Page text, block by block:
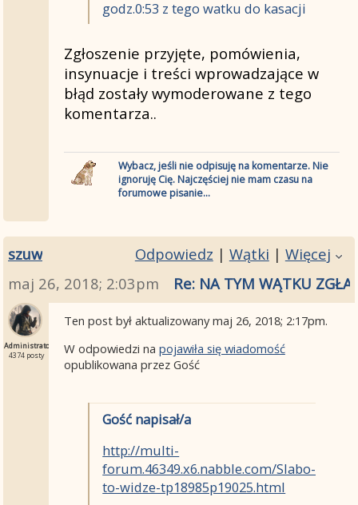
godz.0:53 z tego watku do kasacji
Zgłoszenie przyjęte, pomówienia,
insynuacje i treści wprowadzające w
błąd zostały wymoderowane z tego
komentarza..
Wybacz, jeśli nie odpisuję na komentarze. Nie
ignoruję Cię. Najczęściej nie mam czasu na
forumowe pisanie...
szuw Odpowiedz | Wątki | Więcej
maj 26, 2018; 2:03pm
Re: NA TYM WĄTKU
Administrator
4374 posty
Ten post był aktualizowanymaj 26, 2018; 2:17pm.
W odpowiedzi na pojawiła się wiadomość
opublikowana przez Gość
Gość napisał/a
http://multi-
forum.46349.x6.nabble.com/Slabo-
to-widze-tp18985p19025.html